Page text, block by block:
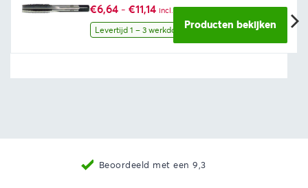
€6,64 - €11,14Prijsklasse:
€6,64
tot
€11,14
incl. BTW
Levertijd 1 – 3 werkdagenProducten bekijken
Beoordeeld met een 9,3